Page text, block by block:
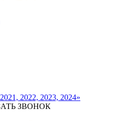
2022, 2023, 2024»
ЗВОНОК